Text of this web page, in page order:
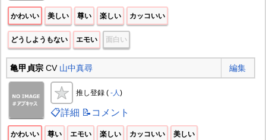
かわいい 美しい 尊い 楽しい カッコいい
どうしようもない エモい 面白い
亀甲貞宗CV 山中真尋 編集
推し登録 ( -人)
📋詳細 📝コメント
かわいい 尊い エモい 楽しい カッコいい 美しい